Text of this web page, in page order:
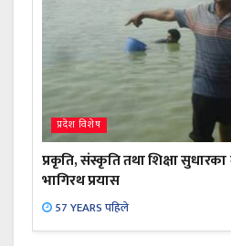
प्रदेश विशेष
प्रकृति, संस्कृति तथा शिक्षा
भागिरथ प्रयास
57 YEARS पहिले